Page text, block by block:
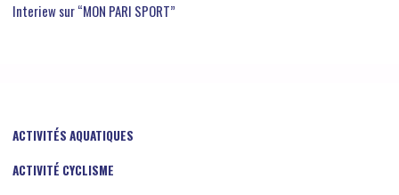
Interiew sur “MON PARI SPORT”
ACTIVITÉS AQUATIQUES
ACTIVITÉ CYCLISME